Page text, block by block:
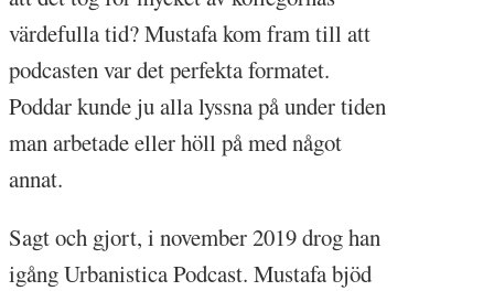
värdefulla tid? Mustafa kom fram till att
podcasten var det perfekta formatet.
Poddar kunde ju alla lyssna på under tiden
man arbetade eller höll på med något
annat.
Sagt och gjort, i november 2019 drog han
igång Urbanistica Podcast. Mustafa bjöd